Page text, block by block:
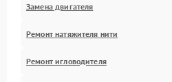
Замена двигателя
Ремонт натяжителя нити
Ремонт игловодителя